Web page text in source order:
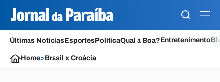
Últimas NotíciasEsportesPolíticaQual a Boa?Entretenimento
Home>Brasil x Croácia